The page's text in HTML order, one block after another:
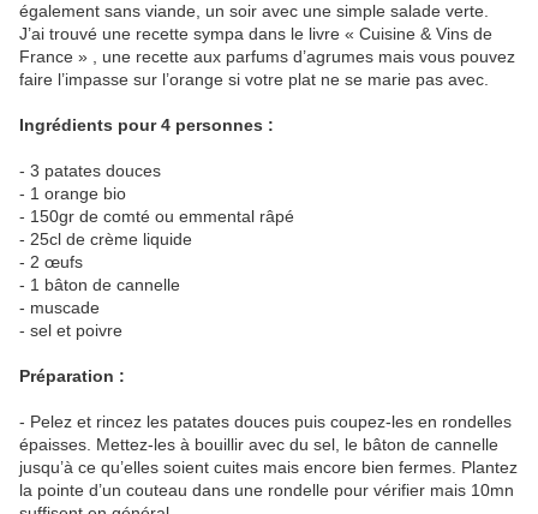
également sans viande, un soir avec une simple salade verte.
J’ai trouvé une recette sympa dans le livre « Cuisine & Vins de
France » , une recette aux parfums d’agrumes mais vous pouvez
faire l’impasse sur l’orange si votre plat ne se marie pas avec.
Ingrédients pour 4 personnes :
- 3 patates douces
- 1 orange bio
- 150gr de comté ou emmental râpé
- 25cl de crème liquide
- 2 œufs
- 1 bâton de cannelle
- muscade
- sel et poivre
Préparation :
- Pelez et rincez les patates douces puis coupez-les en rondelles
épaisses. Mettez-les à bouillir avec du sel, le bâton de cannelle
jusqu’à ce qu’elles soient cuites mais encore bien fermes. Plantez
la pointe d’un couteau dans une rondelle pour vérifier mais 10mn